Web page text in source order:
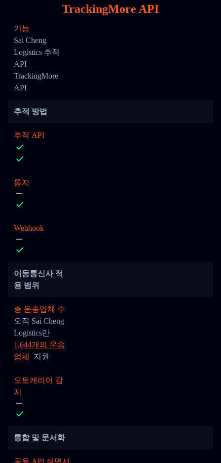
TrackingMore API
기능
Sai Cheng
Logistics 추적
API
TrackingMore
API
추적 방법
추적 API
통지
Webhook
이동통신사 적
용 범위
총 운송업체 수
오직 Sai Cheng
Logistics만
1,644개의 운송
업체
지원
오토캐리어 감
지
통합 및 문서화
공용 API 설명서